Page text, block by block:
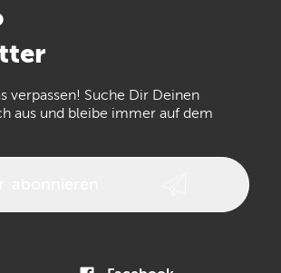
Epiphone
verpassen! Suche Dir Deinen
aus und bleibe immer auf dem